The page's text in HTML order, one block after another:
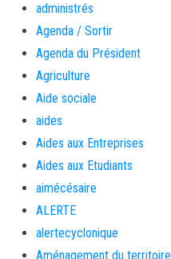
administrés
Agenda / Sortir
Agenda du Président
Agriculture
Aide sociale
aides
Aides aux Entreprises
Aides aux Etudiants
aimécésaire
ALERTE
alertecyclonique
Aménagement du territoire